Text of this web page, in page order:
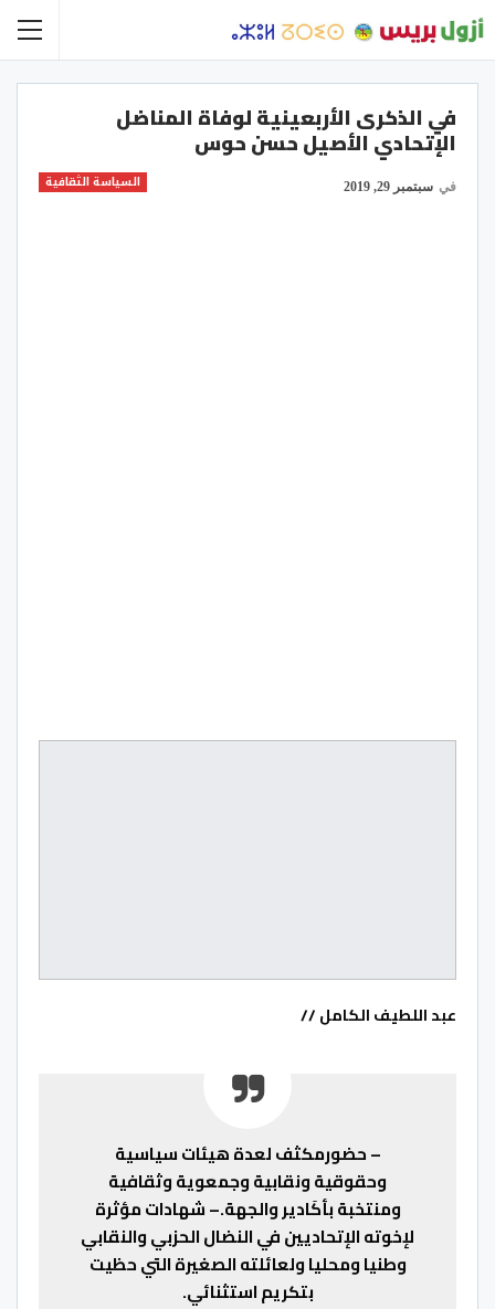
في الذكرى الأربعينية لوفاة المناضل
الإتحادي الأصيل حسن حوس
السياسة الثقافية في سبتمبر 29, 2019
عبد اللطيف الكامل //
– حضورمكثف لعدة هيئات سياسية
وحقوقية ونقابية وجمعوية وثقافية
ومنتخبة بأكَادير والجهة.– شهادات مؤثرة
لإخوته الإتحاديين في النضال الحزبي والنقابي
وطنيا ومحليا ولعائلته الصغيرة التي حظيت
بتكريم استثنائي.